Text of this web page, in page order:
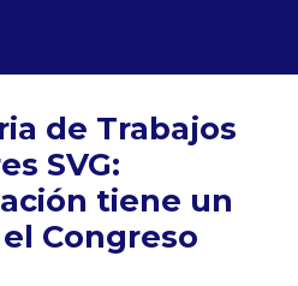
de Trabajos
SVG:
tiene un
Congreso